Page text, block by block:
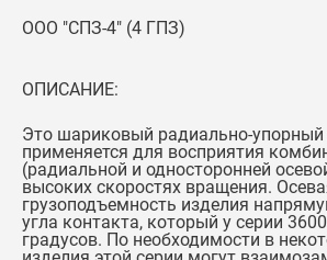
ООО "СПЗ-4" (4 ГПЗ)
ОПИСАНИЕ:
Это шариковый радиально-
применяется для восприятия
(радиальной и односторонней
высоких скоростях вращения.
грузоподъемность изделия
угла контакта, который у серии
градусов. По необходимости в